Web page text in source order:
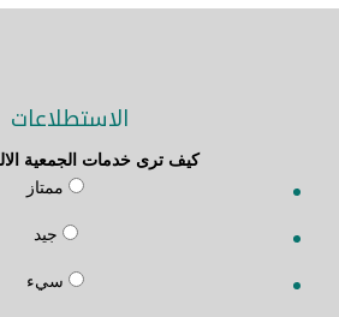
الاستطلاعات
كيف ترى خدمات الجمعية
ممتاز
جيد
سيء